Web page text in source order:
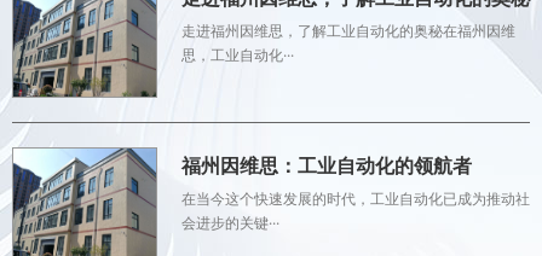
走进福州因维思，了解工业自动化的奥秘在福州因维
思，工业自动化···
福州因维思：工业自动化的领航者
在当今这个快速发展的时代，工业自动化已成为推动社
会进步的关键···